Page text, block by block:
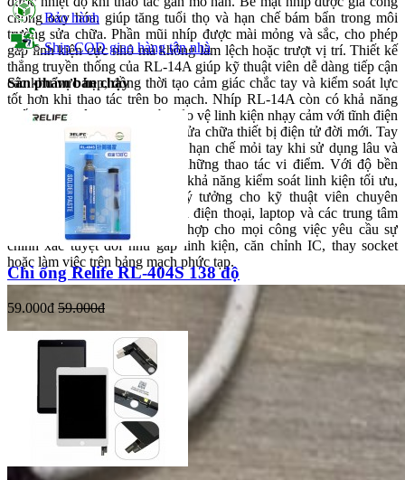
chống oxy hóa, giúp tăng tuổi thọ và hạn chế bám bẩn trong môi
trường sửa chữa. Phần mũi nhíp được mài mỏng và sắc, cho phép
gắp linh kiện cực nhỏ mà không làm lệch hoặc trượt vị trí. Thiết kế
thẳng truyền thống của RL-14A giúp kỹ thuật viên dễ dàng tiếp cận
các khu vực hẹp, đồng thời tạo cảm giác chắc tay và kiểm soát lực
tốt hơn khi thao tác trên bo mạch. Nhíp RL-14A còn có khả năng
chống tĩnh điện (ESD), giúp bảo vệ linh kiện nhạy cảm với tĩnh điện
- một yếu tố quan trọng trong sửa chữa thiết bị điện tử đời mới. Tay
cầm được thiết kế tối ưu, giúp hạn chế mỏi tay khi sử dụng lâu và
đảm bảo độ chính xác trong những thao tác vi điểm. Với độ bền
cao, độ chính xác vượt trội và khả năng kiểm soát linh kiện tối ưu,
Relife RL-14A là lựa chọn lý tưởng cho kỹ thuật viên chuyên
nghiệp tại các xưởng sửa chữa điện thoại, laptop và các trung tâm
đào tạo nghề. Sản phẩm phù hợp cho mọi công việc yêu cầu sự
chính xác tuyệt đối như gắp linh kiện, căn chỉnh IC, thay socket
hoặc làm việc trên bảng mạch phức tạp.
Bảo hành
Ship COD giao hàng tận nhà
Sản phẩm bán chạy
Chì ống Relife RL-404S 138 độ
59.000đ 59.000đ